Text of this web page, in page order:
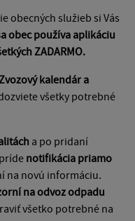
obecných služieb si Vás
obec používa aplikáciu
ZADARMO.
kalendár a
všetky potrebné
a po pridaní
notifikácia priamo
na novú informáciu.
na odvoz odpadu
všetko potrebné na